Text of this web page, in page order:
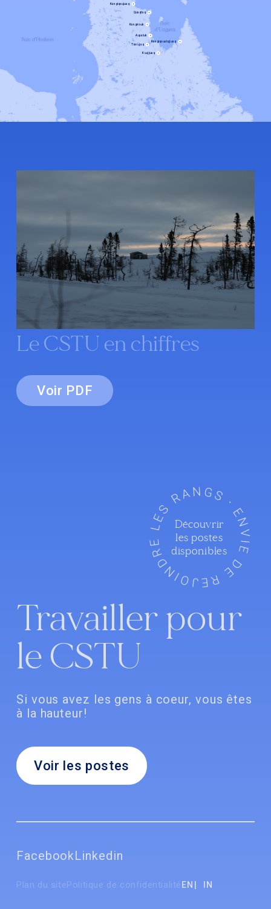
Kangiqsujuaq +
Kuujjuaq +
Tasiujaq +
Aupaluk +
Kangirsuk +
Quaqtaq +
Kangiqsualujjuaq +
Le CSTU en chiffres
Voir PDF
Travailler pour
le CSTU
Si vous avez les gens à coeur, vous êtes
à la hauteur!
Voir les postes
Découvrir
les postes
disponibles
FacebookLinkedin
Plan du sitePolitique de confidentialité EN IN